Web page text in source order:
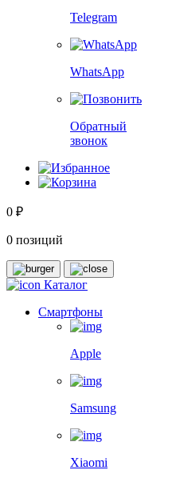
Telegram
WhatsApp
Обратный
звонок
0 ₽
0 позиций
Каталог
Смартфоны
Apple
Samsung
Xiaomi